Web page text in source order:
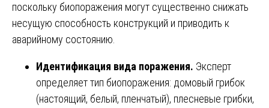
поскольку биопоражения могут существенно снижать
несущую способность конструкций и приводить к
аварийному состоянию.
Идентификация вида поражения. Эксперт
определяет тип биопоражения: домовый грибок
(настоящий, белый, пленчатый), плесневые грибки,